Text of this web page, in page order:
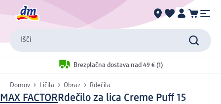
Išči
Brezplačna dostava nad 49 € (1)
Domov Ličila Obraz Rdečila
MAX FACTORRdečilo za lica Creme Puff 15